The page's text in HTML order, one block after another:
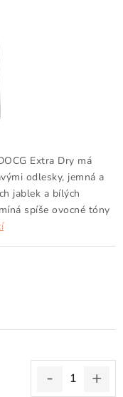
obchodu
Extra Dry má
odlesky, jemná a
jablek a bílých
spíše ovocné tóny